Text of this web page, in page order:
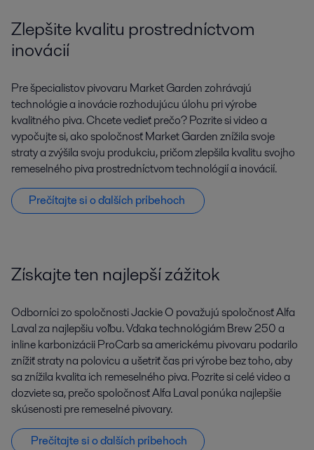
Zlepšite kvalitu prostredníctvom
inovácií
Pre špecialistov pivovaru Market Garden zohrávajú
technológie a inovácie rozhodujúcu úlohu pri výrobe
kvalitného piva. Chcete vedieť prečo? Pozrite si video a
vypočujte si, ako spoločnosť Market Garden znížila svoje
straty a zvýšila svoju produkciu, pričom zlepšila kvalitu svojho
remeselného piva prostredníctvom technológií a inovácií.
Prečítajte si o ďalších príbehoch
Získajte ten najlepší zážitok
Odborníci zo spoločnosti Jackie O považujú spoločnosť Alfa
Laval za najlepšiu voľbu. Vďaka technológiám Brew 250 a
inline karbonizácii ProCarb sa americkému pivovaru podarilo
znížiť straty na polovicu a ušetriť čas pri výrobe bez toho, aby
sa znížila kvalita ich remeselného piva. Pozrite si celé video a
dozviete sa, prečo spoločnosť Alfa Laval ponúka najlepšie
skúsenosti pre remeselné pivovary.
Prečítajte si o ďalších príbehoch